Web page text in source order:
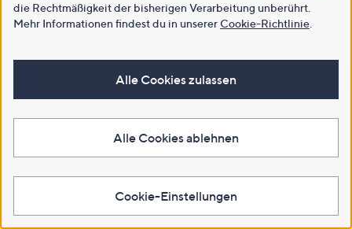
die Rechtmäßigkeit der bisherigen Verarbeitung unberührt.
Mehr Informationen findest du in unsererCookie-Richtlinie
Alle Cookies zulassen
Alle Cookies ablehnen
Cookie-Einstellungen